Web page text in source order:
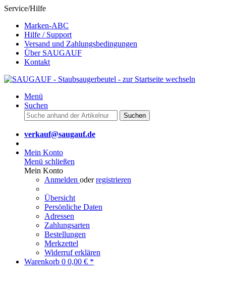
Service/Hilfe
Marken-ABC
Hilfe / Support
Versand und Zahlungsbedingungen
Über SAUGAUF
Kontakt
Menü
Suchen
Suchen
verkauf@saugauf.de
Mein Konto
Menü schließen
Mein Konto
Anmelden oderregistrieren
Übersicht
Persönliche Daten
Adressen
Zahlungsarten
Bestellungen
Merkzettel
Widerruf erklären
Warenkorb 0 0,00 € *